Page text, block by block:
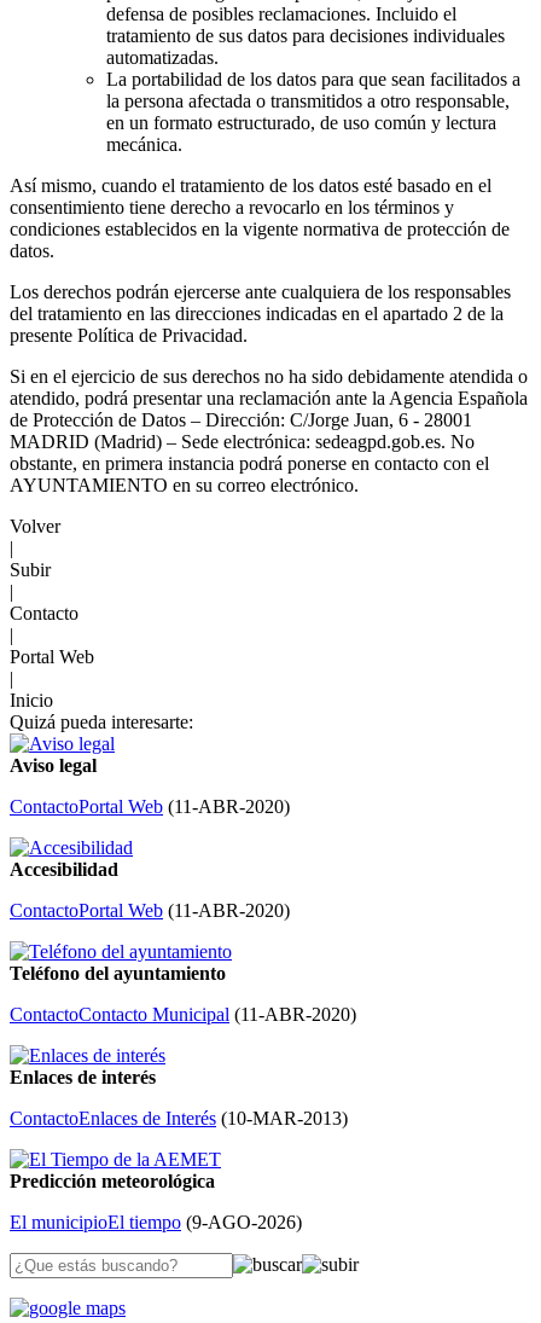
defensa de posibles reclamaciones. Incluido el
tratamiento de sus datos para decisiones individuales
automatizadas.
La portabilidad de los datos para que sean facilitados a
la persona afectada o transmitidos a otro responsable,
en un formato estructurado, de uso común y lectura
mecánica.
Así mismo, cuando el tratamiento de los datos esté basado en el
consentimiento tiene derecho a revocarlo en los términos y
condiciones establecidos en la vigente normativa de protección de
datos.
Los derechos podrán ejercerse ante cualquiera de los responsables
del tratamiento en las direcciones indicadas en el apartado 2 de la
presente Política de Privacidad.
Si en el ejercicio de sus derechos no ha sido debidamente atendida o
atendido, podrá presentar una reclamación ante la Agencia Española
de Protección de Datos – Dirección: C/Jorge Juan, 6 - 28001
MADRID (Madrid) – Sede electrónica: sedeagpd.gob.es. No
obstante, en primera instancia podrá ponerse en contacto con el
AYUNTAMIENTO en su correo electrónico.
Volver
|
Subir
|
Contacto
|
Portal Web
|
Inicio
Quizá pueda interesarte:
Aviso legal
ContactoPortal Web (11-ABR-2020)
Accesibilidad
ContactoPortal Web (11-ABR-2020)
Teléfono del ayuntamiento
ContactoContacto Municipal (11-ABR-2020)
Enlaces de interés
ContactoEnlaces de Interés (10-MAR-2013)
Predicción meteorológica
El municipioEl tiempo (9-AGO-2026)